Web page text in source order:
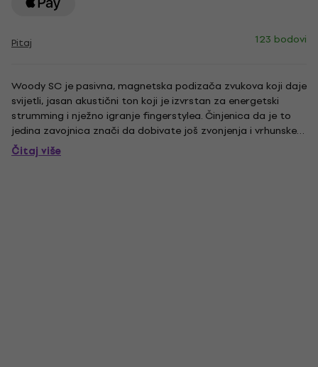
Pitaj 123 bodovi
Woody SC je pasivna, magnetska podizača zvukova koji daje
svijetli, jasan akustični ton koji je izvrstan za energetski
strumming i nježno igranje fingerstylea. Činjenica da je to
jedina zavojnica znači da dobivate još zvonjenja i vrhunske
sjajnosti. Svi Woodys su dostupni u našem običaju javor, orah
ili crno obojeni kućište, te su dvostruko...
Čitaj više